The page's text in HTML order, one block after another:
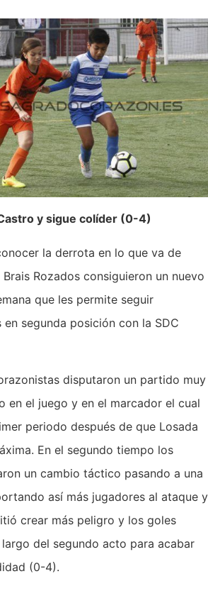
y sigue colíder (0-4)
la derrota en lo que va de
Rozados consiguieron un nuevo
que les permite seguir
segunda posición con la SDC
disputaron un partido muy
en el juego y en el marcador el cual
periodo después de que Losada
En el segundo tiempo los
un cambio táctico pasando a una
así más jugadores al ataque y
crear más peligro y los goles
del segundo acto para acabar
(0-4).